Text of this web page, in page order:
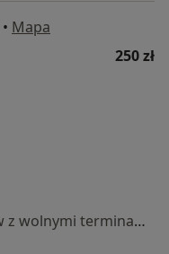
• Mapa
250 zł
Brak dostępnych specjalistów z wolnymi terminami w tym centrum medycznym.